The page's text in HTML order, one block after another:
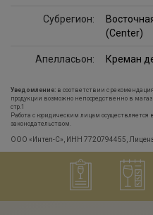
Субрегион:
(Center)
Апелласьон: Креман
Уведомление: в соответствии с
продукции возможно непосредственно в
стр.1
Работа с юридическим лицам
законодательством.
ООО «Интел-С», ИНН 7720794455,